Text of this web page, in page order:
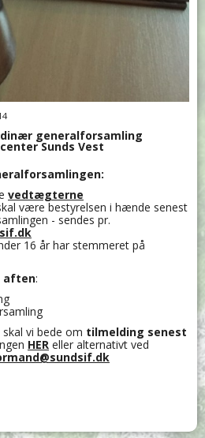
generalforsamling
Sunds Vest
vedtægterne
være bestyrelsen i hænde senest
- sendes pr.
16 år har stemmeret på
aften:
vi bede om tilmelding senest
HER eller alternativt ved